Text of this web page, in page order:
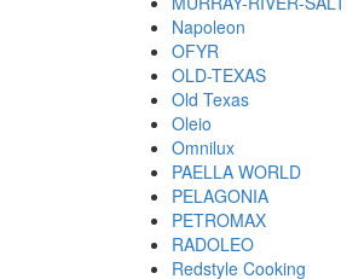
Napoleon
OFYR
OLD-TEXAS
Old Texas
Oleio
Omnilux
PAELLA WORLD
PELAGONIA
PETROMAX
RADOLEO
Redstyle Cooking